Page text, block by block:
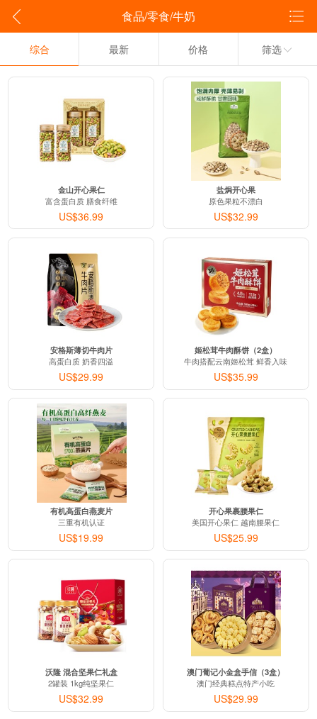
食品/零食/牛奶
综合 最新 价格 筛选
金山开心果仁
富含蛋白质 膳食纤维
US$36.99
盐焗开心果
原色果粒不漂白
US$32.99
安格斯薄切牛肉片
高蛋白质 奶香四溢
US$29.99
姬松茸牛肉酥饼（2盒）
牛肉搭配云南姬松茸 鲜香入味
US$35.99
有机高蛋白燕麦片
三重有机认证
US$19.99
开心果裹腰果仁
美国开心果仁 越南腰果仁
US$25.99
沃隆 混合坚果仁礼盒
2罐装 1kg纯坚果仁
US$32.99
澳门葡记小金盒手信（3盒）
澳门经典糕点特产小吃
US$29.99